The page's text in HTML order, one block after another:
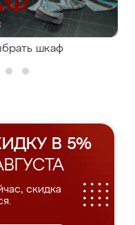
шкаф
В 5%
скидка